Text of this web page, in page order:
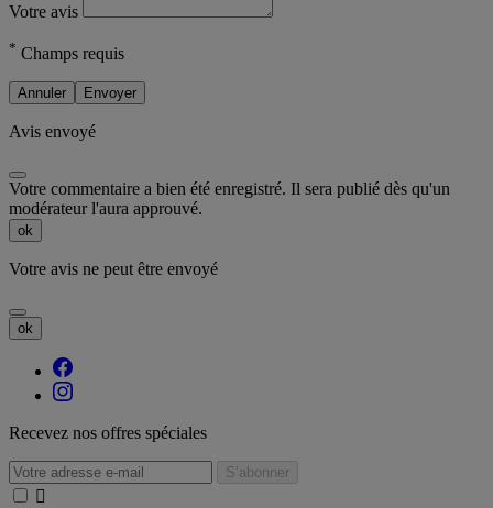
Votre avis
* Champs requis
Annuler Envoyer
Avis envoyé
Votre commentaire a bien été enregistré. Il sera publié dès qu'un
modérateur l'aura approuvé.
ok
Votre avis ne peut être envoyé
ok
Recevez nos offres spéciales
